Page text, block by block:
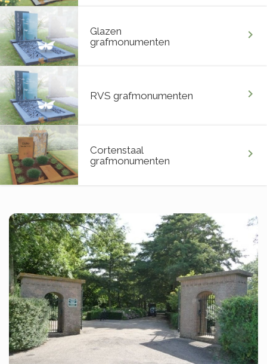
Glazen
grafmonumenten
chevron_right
RVS grafmonumenten chevron_right
Cortenstaal
grafmonumenten
chevron_right